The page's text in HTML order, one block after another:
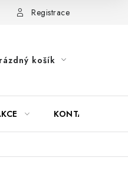
Registrace
košík
KONTAKTY